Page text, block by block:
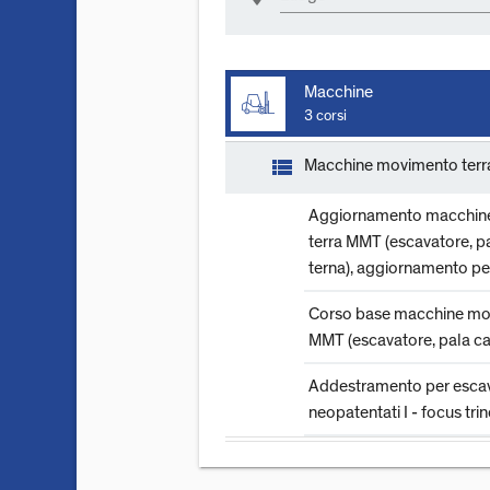
Macchine
3 corsi
view_list Macchine movimento
Aggiornamento
terra MMT (escavatore,
terna), aggiornamento
Corso base macchine
MMT (escavatore, pala
Addestramento per
neopatentati I - focus